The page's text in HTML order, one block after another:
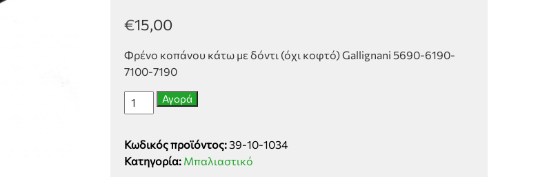
€15,00
Φρένο κοπάνου κάτω με δόντι (όχι κοφτό) Gallignani 5690-6190-
7100-7190
Φρένο
κοπάνου
με
δόντι
Αγορά
Κωδικός προϊόντος: 39-10-1034
Κατηγορία: Μπαλιαστικό